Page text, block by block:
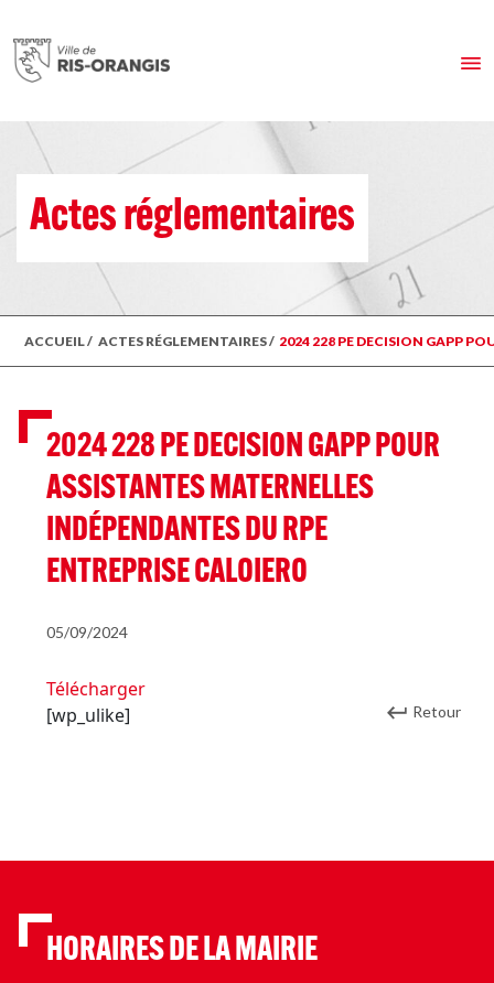
Actes réglementaires
ACCUEIL/ ACTES RÉGLEMENTAIRES/ 2024 228 PE DECISION GAPP
2024 228 PE DECISION GAPP POUR
ASSISTANTES MATERNELLES
INDÉPENDANTES DU RPE
ENTREPRISE CALOIERO
05/09/2024
Télécharger
[wp_ulike]
Retour
HORAIRES DE LA MAIRIE